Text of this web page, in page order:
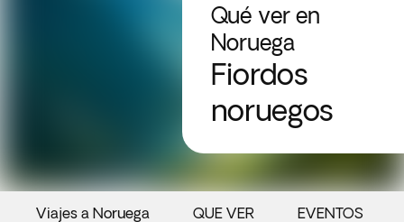
Qué ver en
Noruega
Fiordos
noruegos
Viajes a Noruega QUE VER EVENTOS